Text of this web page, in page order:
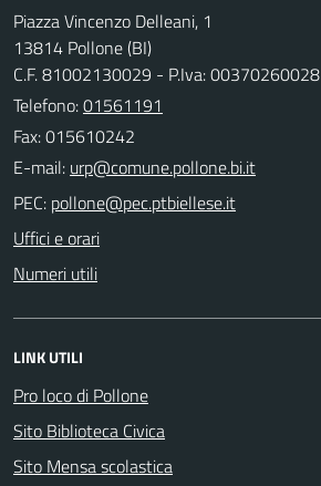
Piazza Vincenzo Delleani, 1
13814 Pollone (BI)
C.F. 81002130029 - P.Iva: 00370260028
Telefono:01561191
Fax: 015610242
E-mail:
PEC:
Uffici e orari
Numeri utili
LINK UTILI
Pro loco di Pollone
Sito Biblioteca Civica
Sito Mensa scolastica